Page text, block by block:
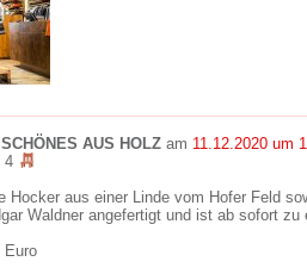
AUS HOLZ am 11.12.2020 um
4
Hocker aus einer Linde vom Hofer Feld
Waldner angefertigt und ist ab sofort zu
Euro